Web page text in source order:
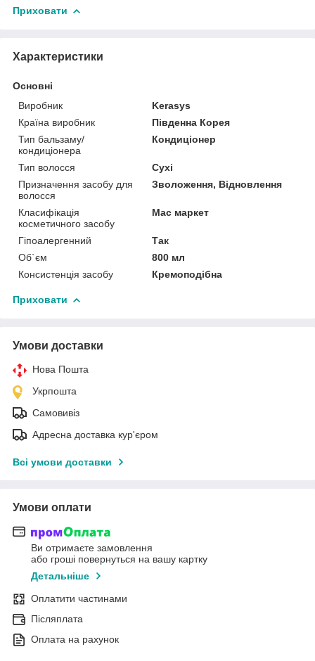
Приховати
Характеристики
Основні
Виробник
Kerasys
Країна виробник
Південна Корея
Тип бальзаму/
кондиціонера
Кондиціонер
Тип волосся
Сухі
Призначення засобу для
волосся
Зволоження, Відновлення
Класифікація
косметичного засобу
Мас маркет
Гіпоалергенний
Так
Об`єм
800 мл
Консистенція засобу
Кремоподібна
Приховати
Умови доставки
Нова Пошта
Укрпошта
Самовивіз
Адресна доставка кур'єром
Всі умови доставки
Умови оплати
Ви отримаєте замовлення
або гроші повернуться на вашу картку
Детальніше
Оплатити частинами
Післяплата
Оплата на рахунок